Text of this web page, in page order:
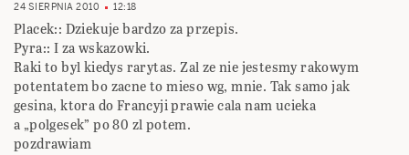
24 SIERPNIA 2010
12:18
Placek:: Dziekuje bardzo za przepis.
Pyra:: I za wskazowki.
Raki to byl kiedys rarytas. Zal ze nie jestesmy rakowym
potentatem bo zacne to mieso wg, mnie. Tak samo jak
gesina, ktora do Francyji prawie cala nam ucieka
a „polgesek” po 80 zl potem.
pozdrawiam